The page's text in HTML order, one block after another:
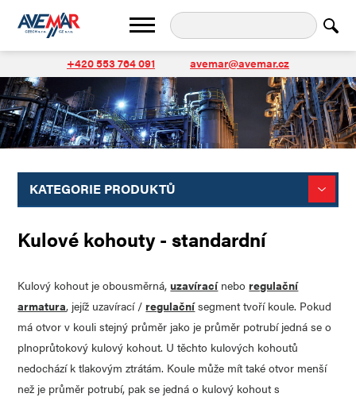
+420 553 764 091 avemar@avemar.cz
KATEGORIE PRODUKTŮ
Kulové kohouty - standardní
Kulový kohout je obousměrná,uzavíracíneboregulační
armatura, jejíž uzavírací /regulačnísegment tvoří koule. Pokud
má otvor v kouli stejný průměr jako je průměr potrubí jedná se o
plnoprůtokový kulový kohout. U těchto kulových kohoutů
nedochází k tlakovým ztrátám. Koule může mít také otvor menší
než je průměr potrubí, pak se jedná o kulový kohout s